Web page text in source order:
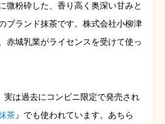
微粉砕した、香り高く奥深い甘みと
ブランド抹茶です。株式会社小柳津
赤城乳業がライセンスを受けて使っ
実は過去にコンビニ限定で発売され
茶』でも使われています。あちら